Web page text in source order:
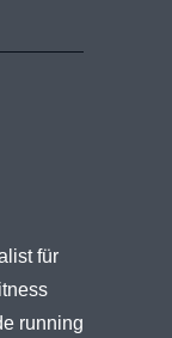
für
running